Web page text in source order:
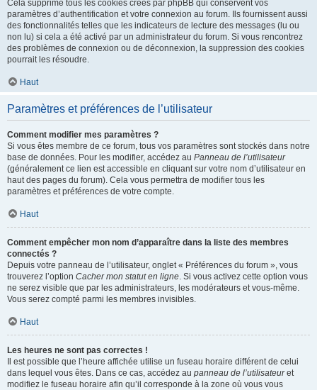
Cela supprime tous les cookies créés par phpBB qui conservent vos
paramètres d’authentification et votre connexion au forum. Ils fournissent aussi
des fonctionnalités telles que les indicateurs de lecture des messages (lu ou
non lu) si cela a été activé par un administrateur du forum. Si vous rencontrez
des problèmes de connexion ou de déconnexion, la suppression des cookies
pourrait les résoudre.
Haut
Paramètres et préférences de l’utilisateur
Comment modifier mes paramètres ?
Si vous êtes membre de ce forum, tous vos paramètres sont stockés dans notre
base de données. Pour les modifier, accédez au Panneau de l’utilisateur
(généralement ce lien est accessible en cliquant sur votre nom d’utilisateur en
haut des pages du forum). Cela vous permettra de modifier tous les
paramètres et préférences de votre compte.
Haut
Comment empêcher mon nom d’apparaître dans la liste des membres
connectés ?
Depuis votre panneau de l’utilisateur, onglet « Préférences du forum », vous
trouverez l’option Cacher mon statut en ligne. Si vous activez cette option vous
ne serez visible que par les administrateurs, les modérateurs et vous-même.
Vous serez compté parmi les membres invisibles.
Haut
Les heures ne sont pas correctes !
Il est possible que l’heure affichée utilise un fuseau horaire différent de celui
dans lequel vous êtes. Dans ce cas, accédez au panneau de l’utilisateuret
modifiez le fuseau horaire afin qu’il corresponde à la zone où vous vous